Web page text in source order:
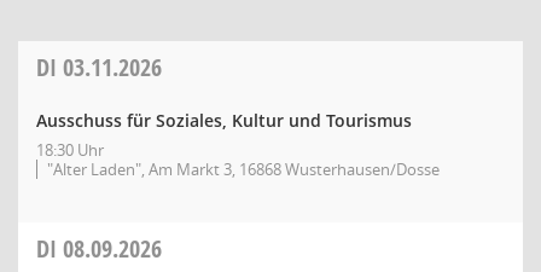
DI 03.11.2026
Ausschuss für Soziales, Kultur und Tourismus
18:30 Uhr
"Alter Laden", Am Markt 3, 16868 Wusterhausen/Dosse
DI 08.09.2026